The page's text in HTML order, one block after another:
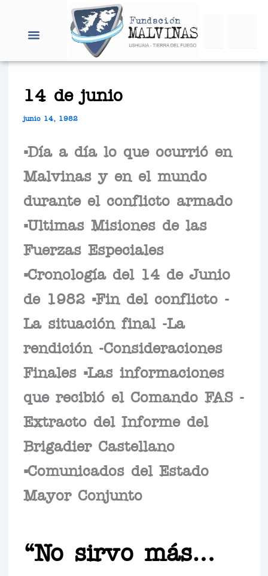
contenido
14 de junio
junio 14, 1982
=Día a día lo que ocurrió en
Malvinas y en el mundo
durante el conflicto armado
=Ultimas Misiones de las
Fuerzas Especiales
=Cronología del 14 de Junio
de 1982 =Fin del conflicto -
La situación final -La
rendición -Consideraciones
Finales =Las informaciones
que recibió el Comando FAS -
Extracto del Informe del
Brigadier Castellano
=Comunicados del Estado
Mayor Conjunto
“No sirvo más…